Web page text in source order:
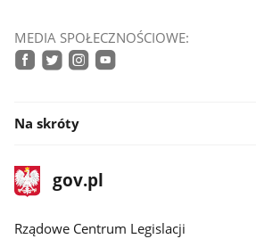
MEDIA SPOŁECZNOŚCIOWE:
Na skróty
stopka
gov.plStrona
gov.pl
Rządowe Centrum Legislacji